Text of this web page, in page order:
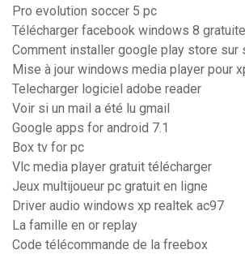
Pro evolution soccer 5 pc
Télécharger facebook windows 8
Comment installer google play store sur
Mise à jour windows media player pour
Telecharger logiciel adobe reader
Voir si un mail a été lu gmail
Google apps for android 7.1
Box tv for pc
Vlc media player gratuit télécharger
Jeux multijoueur pc gratuit en ligne
Driver audio windows xp realtek ac97
La famille en or replay
Code télécommande de la freebox